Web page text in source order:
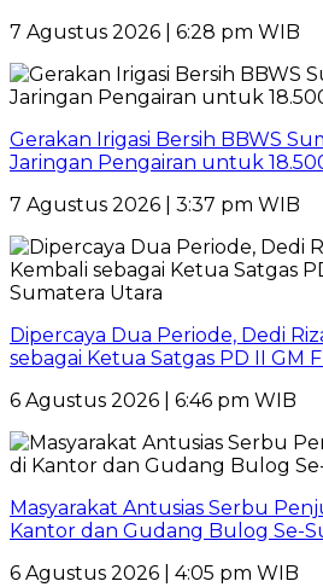
7 Agustus 2026 | 6:28 pm WIB
Gerakan Irigasi Bersih BBWS
Jaringan Pengairan untuk
7 Agustus 2026 | 3:37 pm WIB
Dipercaya Dua Periode, Dedi
sebagai Ketua Satgas PD II GM
6 Agustus 2026 | 6:46 pm WIB
Masyarakat Antusias Serbu
Kantor dan Gudang Bulog Se-
6 Agustus 2026 | 4:05 pm WIB